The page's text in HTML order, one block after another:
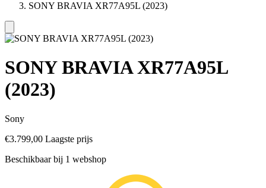
SONY BRAVIA XR77A95L (2023)
SONY BRAVIA XR77A95L
(2023)
Sony
€3.799,00 Laagste prijs
Beschikbaar bij 1 webshop